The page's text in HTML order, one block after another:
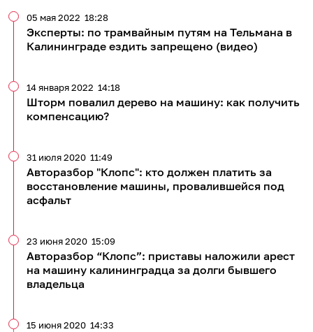
Эксперты: по трамвайным путям на Тельмана в
Калининграде ездить запрещено (видео)
05 мая 2022 18:28
Шторм повалил дерево на машину: как получить
компенсацию?
14 января 2022 14:18
Авторазбор "Клопс": кто должен платить за
восстановление машины, провалившейся под
асфальт
31 июля 2020 11:49
Авторазбор “Клопс”: приставы наложили арест
на машину калининградца за долги бывшего
владельца
23 июня 2020 15:09
15 июня 2020 14:33